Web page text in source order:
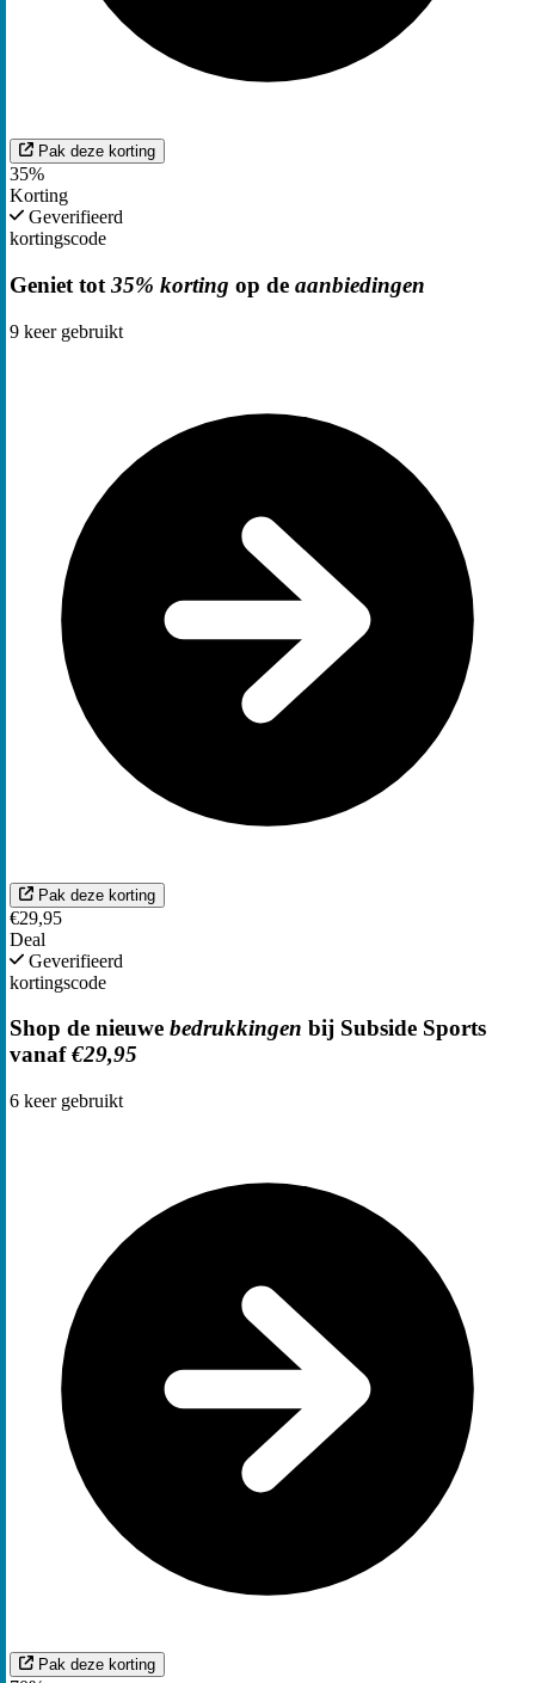
Pak deze korting
35%
Korting
Geverifieerd
kortingscode
Geniet tot 35% korting op de aanbiedingen
9 keer gebruikt
Pak deze korting
€29,95
Deal
Geverifieerd
kortingscode
Shop de nieuwe bedrukkingen bij Subside Sports
vanaf€29,95
6 keer gebruikt
Pak deze korting